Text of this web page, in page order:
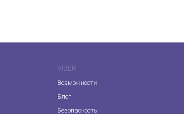
VIBER
Возможности
Блог
Безопасность